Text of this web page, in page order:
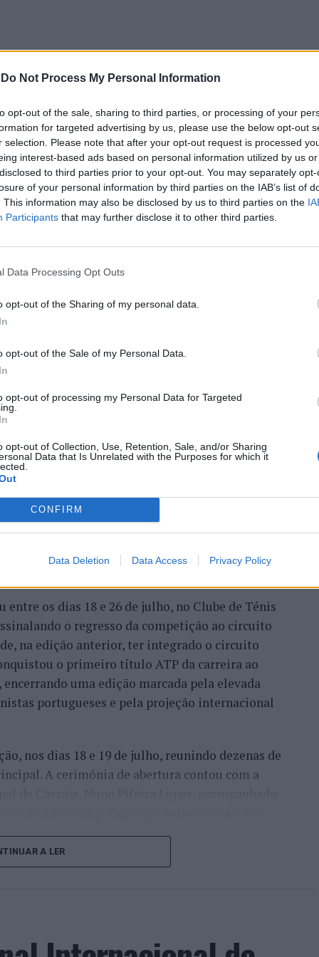
Do Not Process My Personal Information
opt-out of the sale, sharing to third parties, or processing of your
for targeted advertising by us, please use the below opt-out
selection. Please note that after your opt-out request is processed
interest-based ads based on personal information utilized by us
to third parties prior to your opt-out. You may separately
of your personal information by third parties on the IAB’s list of
This information may also be disclosed by us to third parties on the
Participants that may further disclose it to other third parties.
Data Processing Opt Outs
opt-out of the Sharing of my personal data.
opt-out of the Sale of my Personal Data.
opt-out of processing my Personal Data for Targeted
opt-out of Collection, Use, Retention, Sale, and/or Sharing
Data that Is Unrelated with the Purposes for which it
CONFIRM
Data Deletion Data Access Privacy Policy
cerca de 100 artigos Lisboa na temporada 2025/2026
PARA COMENTAR
2026” regressou ao
do francês Luca Van
os dias 18 e 26 de julho, no Clube de Ténis
o regresso da competição ao circuito
de, na edição anterior, ter integrado o circuito
o primeiro título ATP da carreira ao
uma edição marcada pela elevada
portugueses e pela projeção internacional
nos dias 18 e 19 de julho, reunindo dezenas de
A cerimónia de abertura contou com a
do ténis.
como Casper Ruud (Noruega), Alejandro
foi também o regresso do suíço Stan
A LER